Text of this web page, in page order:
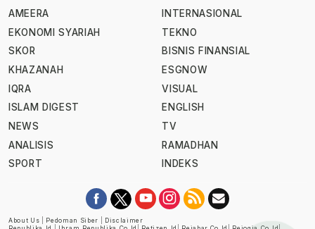
AMEERA
EKONOMI SYARIAH
SKOR
KHAZANAH
IQRA
ISLAM DIGEST
NEWS
ANALISIS
SPORT
INTERNASIONAL
TEKNO
BISNIS FINANSIAL
ESGNOW
VISUAL
ENGLISH
TV
RAMADHAN
INDEKS
About Us Pedoman Siber
Disclaimer